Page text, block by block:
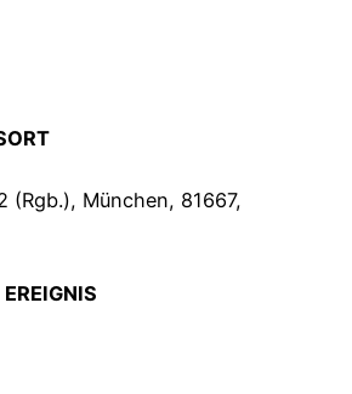
(Rgb.), München, 81667,